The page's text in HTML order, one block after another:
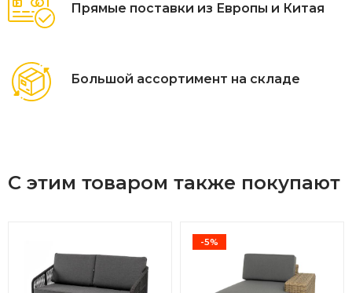
Прямые поставки из Европы и Китая
Большой ассортимент на складе
С этим товаром также покупают
-5%